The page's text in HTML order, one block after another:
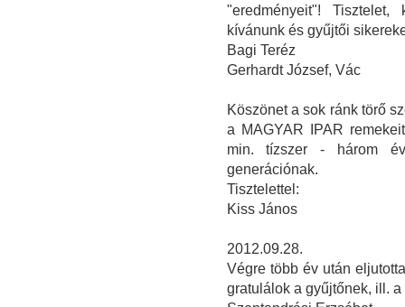
"eredményeit"!
kívánunk és gyűjtői
Bagi Teréz
Gerhardt József, Vác
Köszönet a sok ránk törő
a MAGYAR IPAR
min. tízszer - három
generációnak.
Tisztelettel:
Kiss János
2012.09.28.
Végre több év után
gratulálok a gyűjtőnek, ill.